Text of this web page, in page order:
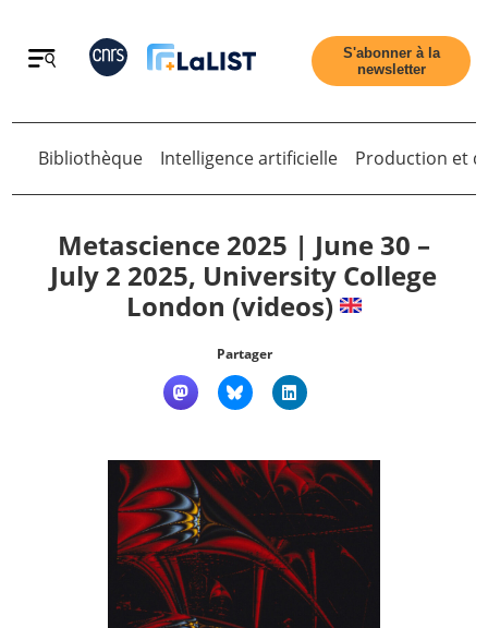
Retour
Nous suivre
S'abonner à la
newsletter
Retour
Bibliothèque Intelligence artificielle Production et
Metascience 2025 | June 30 –
July 2 2025, University College
London (videos)
Partager